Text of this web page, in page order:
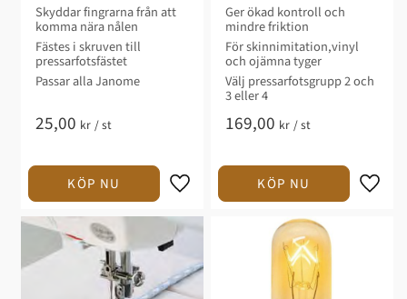
Skyddar fingrarna från att
komma nära nålen
Fästes i skruven till
pressarfotsfästet
Passar alla Janome
25,00 kr /st
Ger ökad kontroll och
mindre friktion
För skinnimitation,vinyl
och ojämna tyger
Välj pressarfotsgrupp 2 och
3 eller 4
169,00 kr /st